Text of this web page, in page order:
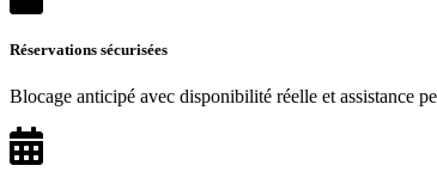
Réservations sécurisées
Blocage anticipé avec disponibilité réelle et assistance